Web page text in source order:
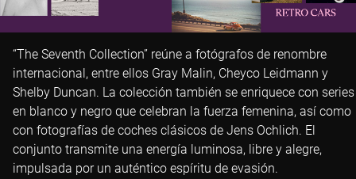
“The Seventh Collection” reúne a fotógrafos de renombre
internacional, entre ellos Gray Malin, Cheyco Leidmann y
Shelby Duncan. La colección también se enriquece con series
en blanco y negro que celebran la fuerza femenina, así como
con fotografías de coches clásicos de Jens Ochlich. El
conjunto transmite una energía luminosa, libre y alegre,
impulsada por un auténtico espíritu de evasión.